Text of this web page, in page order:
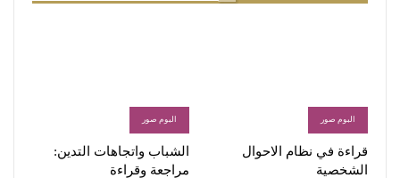
البوم صور
قراءة في نظام الاحوال
الشخصية
البوم صور
الشباب واتجاهات التدين:
مراجعة وقراءة